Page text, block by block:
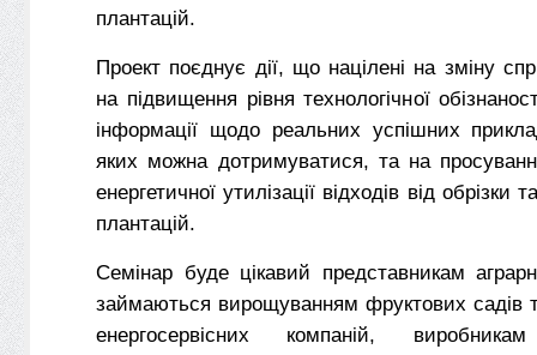
плантацій.
Проект поєднує дії, що націлені на зміну
на підвищення рівня технологічної
інформації щодо реальних успішних
яких можна дотримуватися, та на
енергетичної утилізації відходів від обрізки
плантацій.
Семінар буде цікавий представникам
займаються вирощуванням фруктових садів
енергосервісних компаній, виробникам